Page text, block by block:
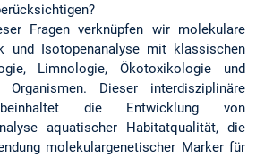
Fragen verknüpfen wir molekulare
und Isotopenanalyse mit klassischen
Limnologie, Ökotoxikologie und
Dieser interdisziplinäre
beinhaltet die Entwicklung von
aquatischer Habitatqualität, die
molekulargenetischer Marker für